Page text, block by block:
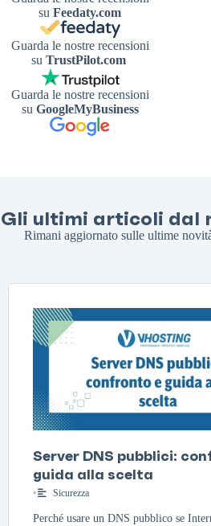
suFeedaty.com
Guarda le nostre recensioni
su TrustPilot.com
Guarda le nostre recensioni
su GoogleMyBusiness
Gli ultimi articoli dal
Rimani aggiornato sulle ultime
Server DNS pubblici:
guida alla scelta
• Sicurezza
Perché usare un DNS pubblico se